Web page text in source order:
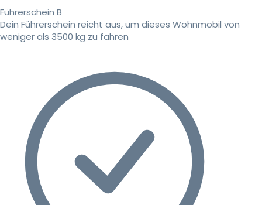
Führerschein B
Dein Führerschein reicht aus, um dieses Wohnmobil von
weniger als 3500 kg zu fahren